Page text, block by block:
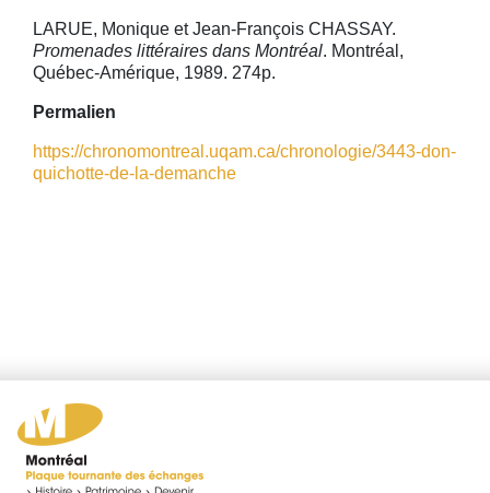
LARUE, Monique et Jean-François CHASSAY.
Promenades littéraires dans Montréal. Montréal,
Québec-Amérique, 1989. 274p.
Permalien
https://chronomontreal.uqam.ca/chronologie/3443-don-
quichotte-de-la-demanche